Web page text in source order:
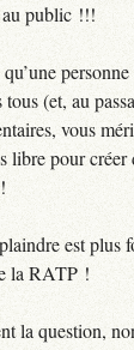
au public !!!
(et, au
vous
libre pour
est plus
la RATP !
la question,